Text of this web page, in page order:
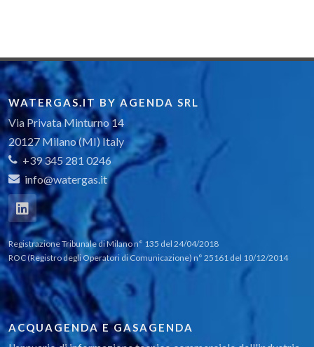
WATERGAS.IT BY AGENDA SRL
Via Privata Minturno 14
20127 Milano (MI) Italy
+39 345 281 0246
info@watergas.it
Registrazione Tribunale di Milano n° 135 del 24/04/2018
ROC (Registro degli Operatori di Comunicazione) n° 25161 del 10/12/2014
ACQUAGENDA E GASAGENDA